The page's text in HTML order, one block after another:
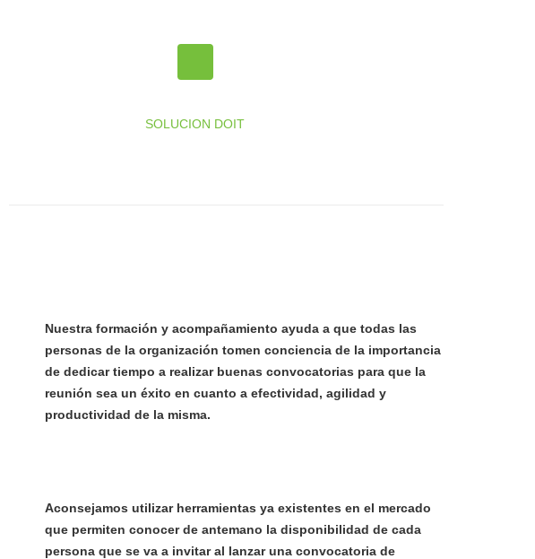
SOLUCION DOIT
Nuestra formación y acompañamiento ayuda a que todas las
personas de la organización tomen conciencia de la importancia
de dedicar tiempo a realizar buenas convocatorias para que la
reunión sea un éxito en cuanto a efectividad, agilidad y
productividad de la misma.
Aconsejamos utilizar herramientas ya existentes en el mercado
que permiten conocer de antemano la disponibilidad de cada
persona que se va a invitar al lanzar una convocatoria de